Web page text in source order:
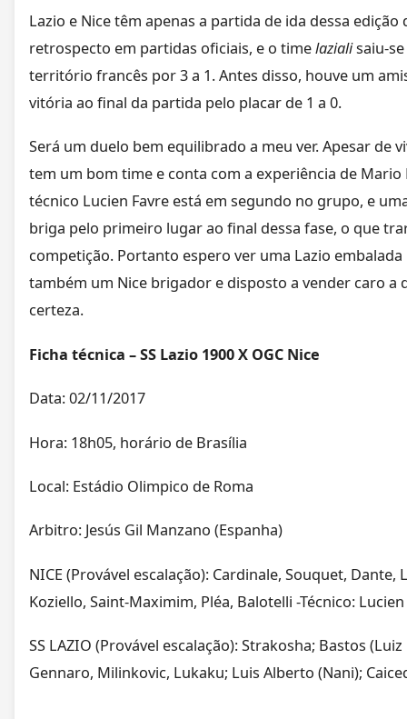
Lazio e Nice têm apenas a partida de ida dessa edição
retrospecto em partidas oficiais, e o timelazialisaiu-
território francês por 3 a 1. Antes disso, houve um
vitória ao final da partida pelo placar de 1 a 0.
Será um duelo bem equilibrado a meu ver. Apesar de
tem um bom time e conta com a experiência de Mario
técnico Lucien Favre está em segundo no grupo, e
briga pelo primeiro lugar ao final dessa fase, o que
competição. Portanto espero ver uma Lazio
também um Nice brigador e disposto a vender caro
certeza.
Ficha técnica – SS Lazio 1900 X OGC Nice
Data: 02/11/2017
Hora: 18h05, horário de Brasília
Local: Estádio Olimpico de Roma
Arbitro: Jesús Gil Manzano (Espanha)
NICE (Provável escalação): Cardinale, Souquet, Dante,
Koziello, Saint-Maximim, Pléa, Balotelli -Técnico: Lucien
SS LAZIO (Provável escalação): Strakosha; Bastos
Gennaro, Milinkovic, Lukaku; Luis Alberto (Nani);